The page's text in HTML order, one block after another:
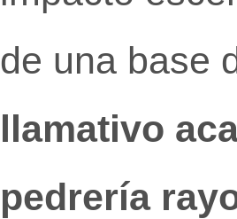
de una base
llamativo
pedrería